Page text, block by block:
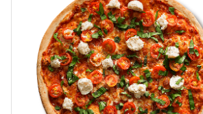
Zones de Livraison